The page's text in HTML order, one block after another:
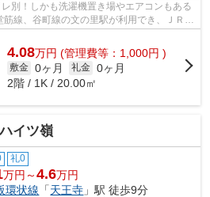
別！しかも洗濯機置き場やエアコンもある
4.08万円 (管理費等：1,000円 )
敷金 0ヶ月 礼金 0ヶ月
2階 / 1K / 20.00㎡
イツ嶺
礼0
万円～4.6万円
環状線 「天王寺 」駅 徒歩9分